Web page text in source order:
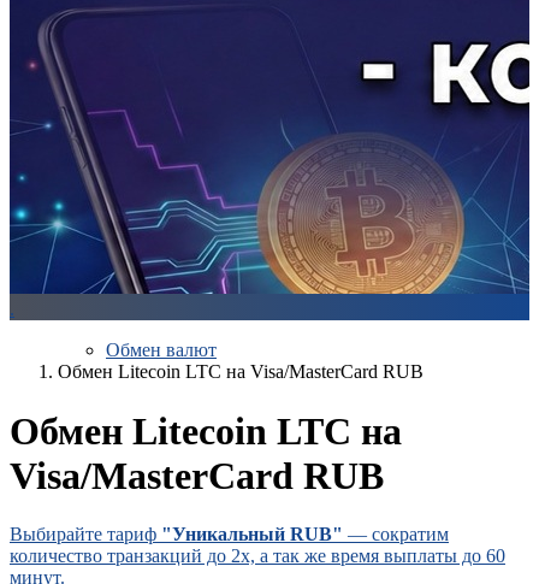
.
Обмен валют
Обмен Litecoin LTC на Visa/MasterCard RUB
Обмен Litecoin LTC на
Visa/MasterCard RUB
Выбирайте тариф "Уникальный RUB" — сократим
количество транзакций до 2х, а так же время выплаты до 60
минут.